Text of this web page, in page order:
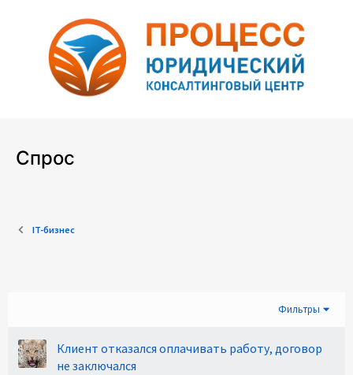
Спрос
IT-бизнес
Фильтры
Клиент отказался оплачивать работу, договор
не заключался